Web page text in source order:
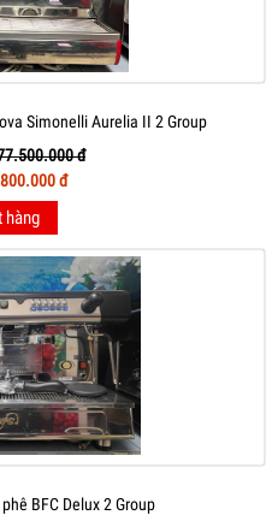
Simonelli Aurelia II 2 Group
đ
đ
hàng
BFC Delux 2 Group